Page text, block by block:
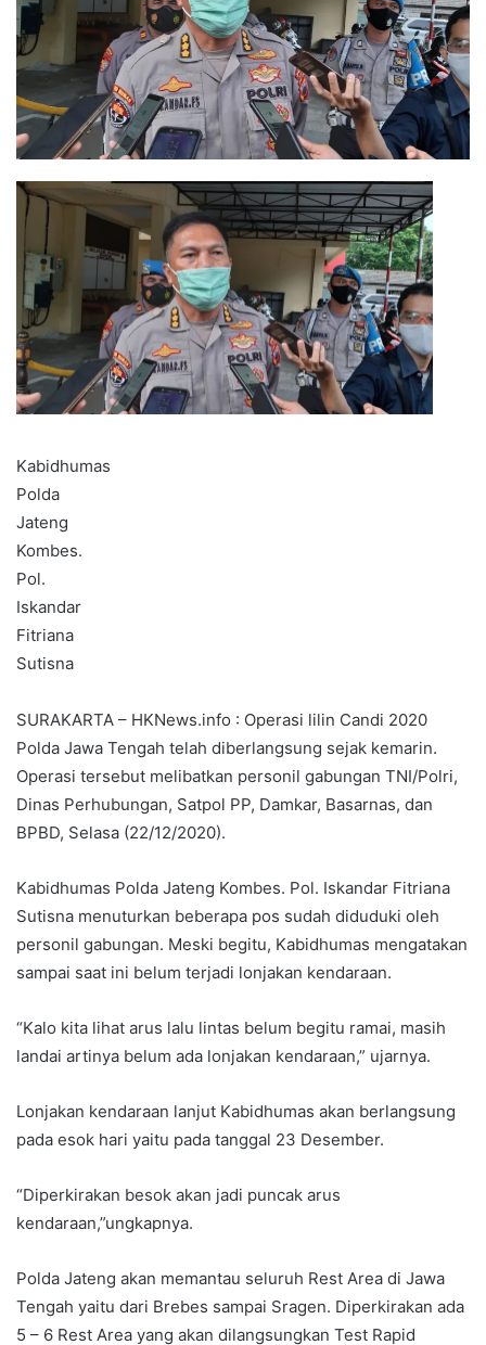
Kabidhumas
Polda
Jateng
Kombes.
Pol.
Iskandar
Fitriana
Sutisna
SURAKARTA – HKNews.info : Operasi lilin Candi 2020
Polda Jawa Tengah telah diberlangsung sejak kemarin.
Operasi tersebut melibatkan personil gabungan TNI/Polri,
Dinas Perhubungan, Satpol PP, Damkar, Basarnas, dan
BPBD, Selasa (22/12/2020).
Kabidhumas Polda Jateng Kombes. Pol. Iskandar Fitriana
Sutisna menuturkan beberapa pos sudah diduduki oleh
personil gabungan. Meski begitu, Kabidhumas mengatakan
sampai saat ini belum terjadi lonjakan kendaraan.
“Kalo kita lihat arus lalu lintas belum begitu ramai, masih
landai artinya belum ada lonjakan kendaraan,” ujarnya.
Lonjakan kendaraan lanjut Kabidhumas akan berlangsung
pada esok hari yaitu pada tanggal 23 Desember.
“Diperkirakan besok akan jadi puncak arus
kendaraan,”ungkapnya.
Polda Jateng akan memantau seluruh Rest Area di Jawa
Tengah yaitu dari Brebes sampai Sragen. Diperkirakan ada
5 – 6 Rest Area yang akan dilangsungkan Test Rapid